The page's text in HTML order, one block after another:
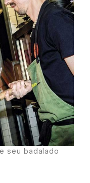
seu badalado